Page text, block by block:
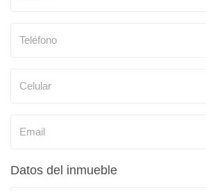
Datos del inmueble